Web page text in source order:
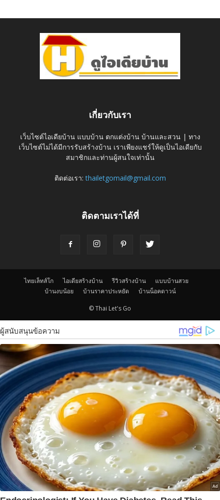
เกี่ยวกับเรา
เว็บไซต์ไอเดียบ้าน แบบบ้าน ตกแต่งบ้าน บ้านและสวน | ทาง
เว็บไซต์ไม่ได้มีการรับสร้างบ้าน เราเพียงแชร์ให้ดูเป็นไอเดียกับ
สมาชิกและท่านผู้สนใจเท่านั้น
ติดต่อเรา:thailetgomail@gmail.com
ติดตามเราได้ที่
ไทยเล็ทส์โก ไอเดียสร้างบ้าน รีวิวสร้างบ้าน
แบบบ้านสวย
บ้านงบน้อย
บ้านราคาประหยัด บ้านน็อคดาวน์
© Thai Let's Go